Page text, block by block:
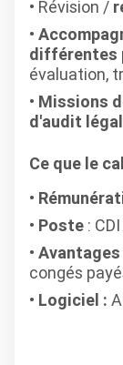
Révision /
différentes
évaluation,
Missions
d'audit légal
Ce que le
Poste :
Avantages
congés
Logiciel :